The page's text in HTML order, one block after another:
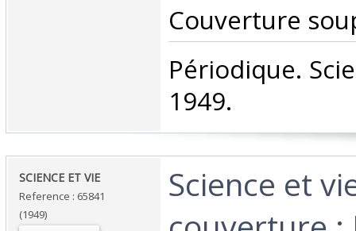
‎Couverture
‎Périodique.
1949.‎
‎SCIENCE ET VIE ‎
Reference : 65841
(1949)
‎Science et